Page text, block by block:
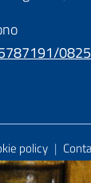
policy |